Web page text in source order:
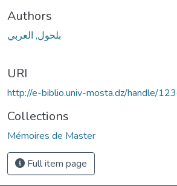
Authors
بلحول, العربي
URI
http://e-biblio.univ-mosta.dz/handle/
Collections
Mémoires de Master
Full item page